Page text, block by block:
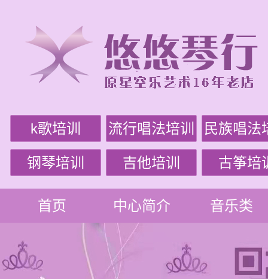
k歌培训 流行唱法培训 民族唱法
钢琴培训 吉他培训 古筝培
首页 中心简介 音乐类